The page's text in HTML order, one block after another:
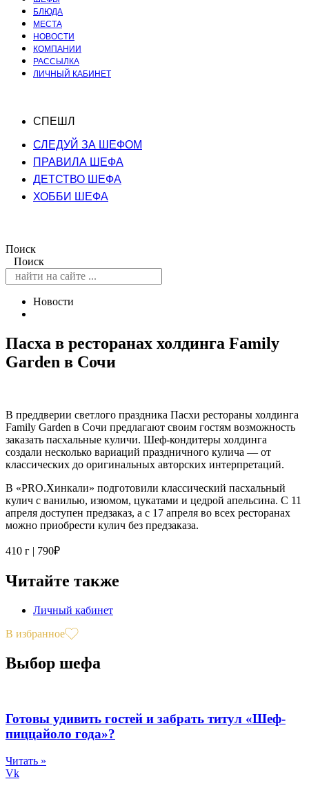
БЛЮДА
МЕСТА
НОВОСТИ
КОМПАНИИ
РАССЫЛКА
ЛИЧНЫЙ КАБИНЕТ
СПЕШЛ
СЛЕДУЙ ЗА ШЕФОМ
ПРАВИЛА ШЕФА
ДЕТСТВО ШЕФА
ХОББИ ШЕФА
Поиск
Поиск
Новости
Пасха в ресторанах холдинга Family
Garden в Сочи
В преддверии светлого праздника Пасхи рестораны холдинга
Family Garden в Сочи предлагают своим гостям возможность
заказать пасхальные куличи. Шеф-кондитеры холдинга
создали несколько вариаций праздничного кулича — от
классических до оригинальных авторских интерпретаций.
В «PRO.Хинкали» подготовили классический пасхальный
кулич с ванилью, изюмом, цукатами и цедрой апельсина. С 11
апреля доступен предзаказ, а с 17 апреля во всех ресторанах
можно приобрести кулич без предзаказа.
410 г | 790₽
Читайте также
Личный кабинет
В избранное
Выбор шефа
Готовы удивить гостей и забрать титул «Шеф-
пиццайоло года»?
Читать »
Vk